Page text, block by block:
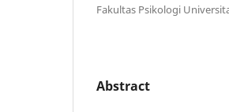
Fakultas Psikologi
Abstract